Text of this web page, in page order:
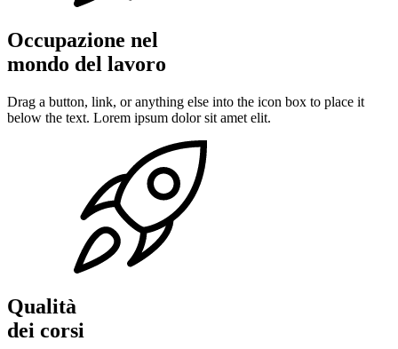
Occupazione nel
mondo del lavoro
Drag a button, link, or anything else into the icon box to place it
below the text. Lorem ipsum dolor sit amet elit.
Qualità
dei corsi